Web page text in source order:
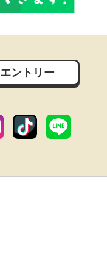
エントリー